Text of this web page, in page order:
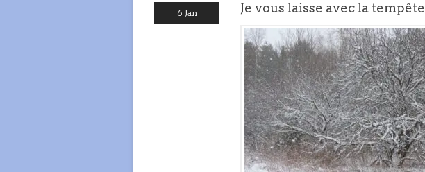
6 Jan Je vous laisse avec la tempête